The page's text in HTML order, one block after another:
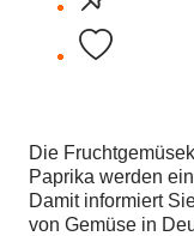
Die
Paprika werden
Damit informiert
von Gemüse in